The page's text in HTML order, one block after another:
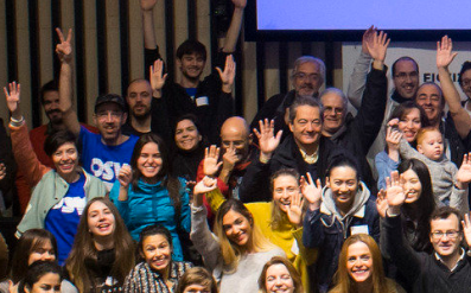
UN AÑO DE